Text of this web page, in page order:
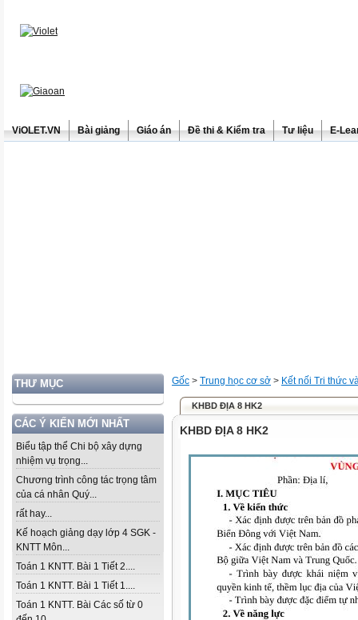
ViOLET.VN Bài giảng Giáo án Đề thi & Kiểm tra Tư liệu E-
THƯ MỤC
CÁC Ý KIẾN MỚI NHẤT
Biểu tập thể Chi bộ xây dựng
nhiệm vụ trọng...
Chương trình công tác trọng tâm
của cá nhân Quý...
rất hay...
Kế hoạch giảng dạy lớp 4 SGK -
KNTT Môn...
Toán 1 KNTT. Bài 1 Tiết 2....
Toán 1 KNTT. Bài 1 Tiết 1....
Toán 1 KNTT. Bài Các số từ 0
Gốc > Trung học cơ sở > Kết nối Tri thức
KHBD ĐỊA 8 HK2
KHBD ĐỊA 8 HK2